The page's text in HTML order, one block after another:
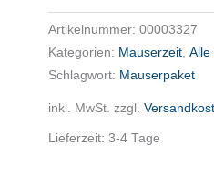
Avidress
1l,
1x
Artikelnummer: 00003327
Kategorien: Mauserzeit, Alle
Schlagwort: Mauserpaket
inkl. MwSt. zzgl.
Lieferzeit: 3-4 Tage